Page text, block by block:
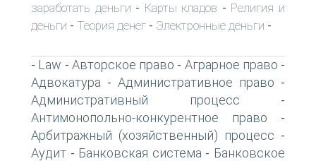
заработать деньги - Карты кладов - Религия и
деньги - Теория денег - Электронные деньги -
- Law - Авторское право - Аграрное право -
Адвокатура - Административное право -
Административный процесс -
Антимонопольно-конкурентное право -
Арбитражный (хозяйственный) процесс -
Аудит - Банковская система - Банковское